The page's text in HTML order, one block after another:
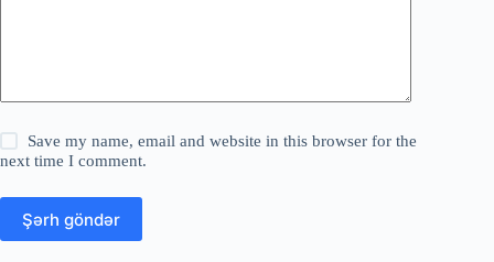
Save my name, email and website in this browser for the
next time I comment.
Şərh göndər